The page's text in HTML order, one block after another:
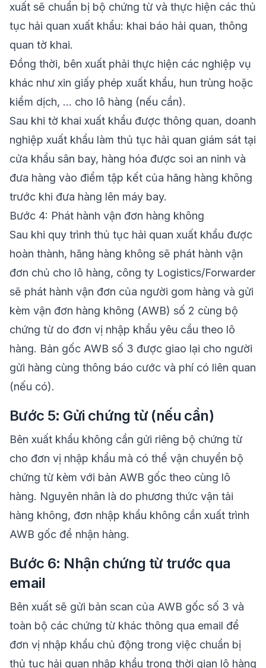
xuất sẽ chuẩn bị bộ chứng từ và thực hiện các thủ
tục hải quan xuất khẩu: khai báo hải quan, thông
quan tờ khai.
Đồng thời, bên xuất phải thực hiện các nghiệp vụ
khác như xin giấy phép xuất khẩu, hun trùng hoặc
kiểm dịch, … cho lô hàng (nếu cần).
Sau khi tờ khai xuất khẩu được thông quan, doanh
nghiệp xuất khẩu làm thủ tục hải quan giám sát tại
cửa khẩu sân bay, hàng hóa được soi an ninh và
đưa hàng vào điểm tập kết của hãng hàng không
trước khi đưa hàng lên máy bay.
Bước 4: Phát hành vận đơn hàng không
Sau khi quy trình thủ tục hải quan xuất khẩu được
hoàn thành, hãng hàng không sẽ phát hành vận
đơn chủ cho lô hàng, công ty Logistics/Forwarder
sẽ phát hành vận đơn của người gom hàng và gửi
kèm vận đơn hàng không (AWB) số 2 cùng bộ
chứng từ do đơn vị nhập khẩu yêu cầu theo lô
hàng. Bản gốc AWB số 3 được giao lại cho người
gửi hàng cùng thông báo cước và phí có liên quan
(nếu có).
Bước 5: Gửi chứng từ (nếu cần)
Bên xuất khẩu không cần gửi riêng bộ chứng từ
cho đơn vị nhập khẩu mà có thể vận chuyển bộ
chứng từ kèm với bản AWB gốc theo cùng lô
hàng. Nguyên nhân là do phương thức vận tải
hàng không, đơn nhập khẩu không cần xuất trình
AWB gốc để nhận hàng.
Bước 6: Nhận chứng từ trước qua
email
Bên xuất sẽ gửi bản scan của AWB gốc số 3 và
toàn bộ các chứng từ khác thông qua email để
đơn vị nhập khẩu chủ động trong việc chuẩn bị
thủ tục hải quan nhập khẩu trong thời gian lô hàng